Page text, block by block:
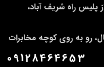
پلیس راه شریف آباد،
رو به روی کوچه مخابرات
09128464653